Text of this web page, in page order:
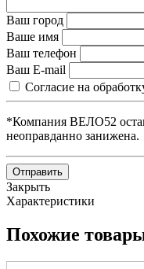
Ваш город
Ваше имя
Ваш телефон
Ваш E-mail
Согласие на
*Компания ВЕЛО52
неоправданно занижена.
Отправить
Закрыть
Характеристики
Похожие